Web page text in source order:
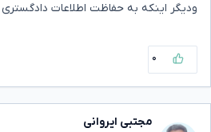
ودیگر اینکه به حفاظت اطلاعات
۰
مجتبی ایروانی